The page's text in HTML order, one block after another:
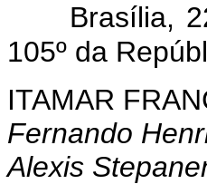
Brasília,
105º da
ITAMAR
Fernando
Alexis